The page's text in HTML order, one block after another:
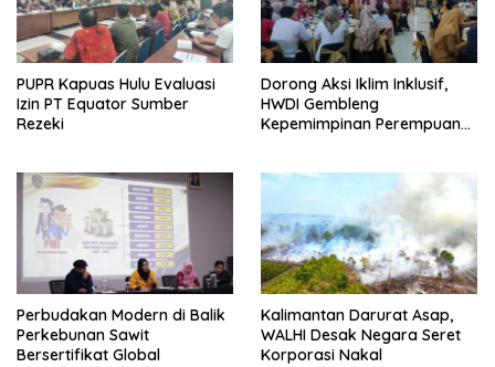
PUPR Kapuas Hulu Evaluasi
Izin PT Equator Sumber
Rezeki
Dorong Aksi Iklim Inklusif,
HWDI Gembleng
Kepemimpinan Perempuan
Perbudakan Modern di Balik
Perkebunan Sawit
Bersertifikat Global
Kalimantan Darurat Asap,
WALHI Desak Negara Seret
Korporasi Nakal